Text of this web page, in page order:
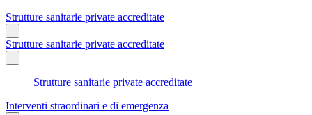
Strutture sanitarie private accreditate
Strutture sanitarie private accreditate
Strutture sanitarie private accreditate
Interventi straordinari e di emergenza